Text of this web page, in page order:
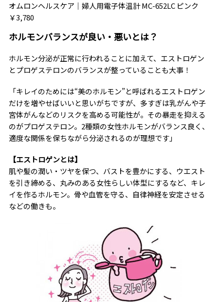
オムロンヘルスケア｜婦人用電子体温計 MC-652LC ピンク
￥3,780
ホルモンバランスが良い・悪いとは？
ホルモン分泌が正常に行われることに加えて、エストロゲン
とプロゲステロンのバランスが整っていることも大事！
「キレイのためには“美のホルモン”と呼ばれるエストロゲン
だけを増やせばいいと思いがちですが、多すぎは乳がんや子
宮体がんなどのリスクを高める可能性が。その暴走を抑える
のがプロゲステロン。2種類の女性ホルモンがバランス良く、
適度な関係を保ちながら分泌されるのが理想です」
【エストロゲンとは】
肌や髪の潤い・ツヤを保つ、バストを豊かにする、ウエスト
を引き締める、丸みのある女性らしい体型にするなど、キレ
イを作るホルモン。骨や血管を守る、自律神経を安定させる
などの働きも。